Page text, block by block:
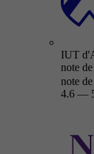
IUT
note de
note
4.6 —